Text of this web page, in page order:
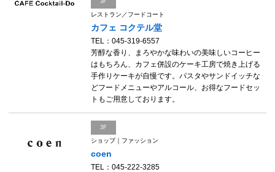
レストラン／フードコート
カフェ コクテル堂
TEL：045-319-6557
芳醇な香り、まろやかな味わいの美味しいコーヒー
はもちろん、カフェ併設のケーキ工房で焼き上げる
手作りケーキが自慢です。パスタやサンドイッチな
どフードメニューやアルコール、お得なフードセッ
トもご用意しております。
3F
ショップ｜ファッション
coen
TEL：045-222-3285